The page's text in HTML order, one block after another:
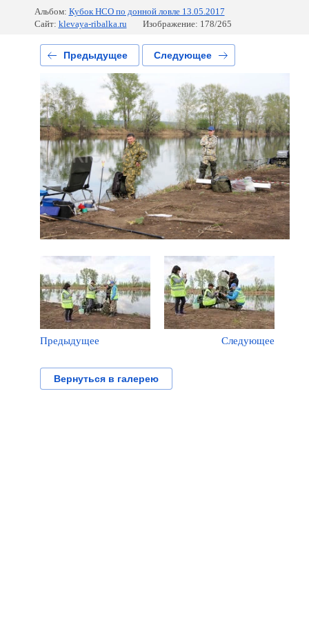
Альбом: Кубок НСО по донной ловле 13.05.2017
Сайт: klevaya-ribalka.ru Изображение: 178/265
Предыдущее Следующее
Предыдущее Следующее
Вернуться в галерею